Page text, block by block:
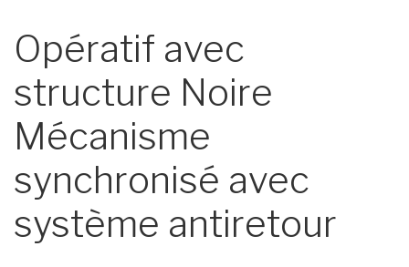
Opératif avec
structure Noire
Mécanisme
synchronisé avec
système antiretour